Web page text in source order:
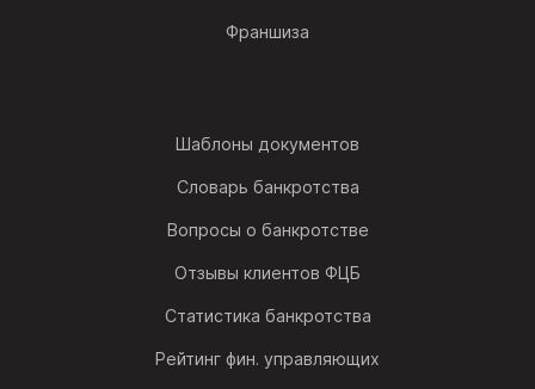
Франшиза
Шаблоны документов
Словарь банкротства
Вопросы о банкротстве
Отзывы клиентов ФЦБ
Статистика банкротства
Рейтинг фин. управляющих